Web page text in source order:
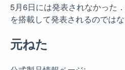
5月6日には発表されなかった
を搭載して発表されるのでは
元ねた